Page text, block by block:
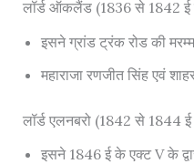
लॉर्ड ऑकलैंड (1836 से 1842
इसने ग्रांड ट्रंक रोड की
महाराजा रणजीत सिंह एवं
लॉर्ड एलनबरो (1842 से 1844
इसने 1846 ई के एक्ट V के